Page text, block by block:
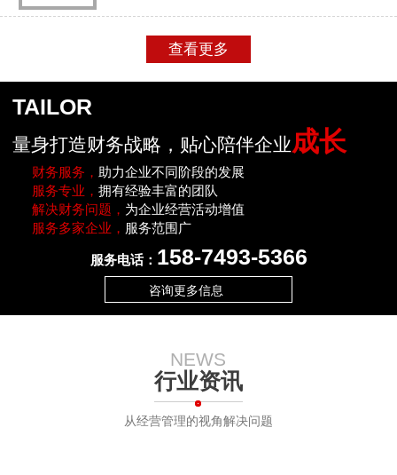
查看更多
TAILOR
量身打造财务战略，贴心陪伴企业成长
财务服务， 助力企业不同阶段的发展
服务专业，拥有经验丰富的团队
解决财务问题， 为企业经营活动增值
服务多家企业， 服务范围广
服务电话： 158-7493-5366
咨询更多信息
NEWS
行业资讯
从经营管理的视角解决问题